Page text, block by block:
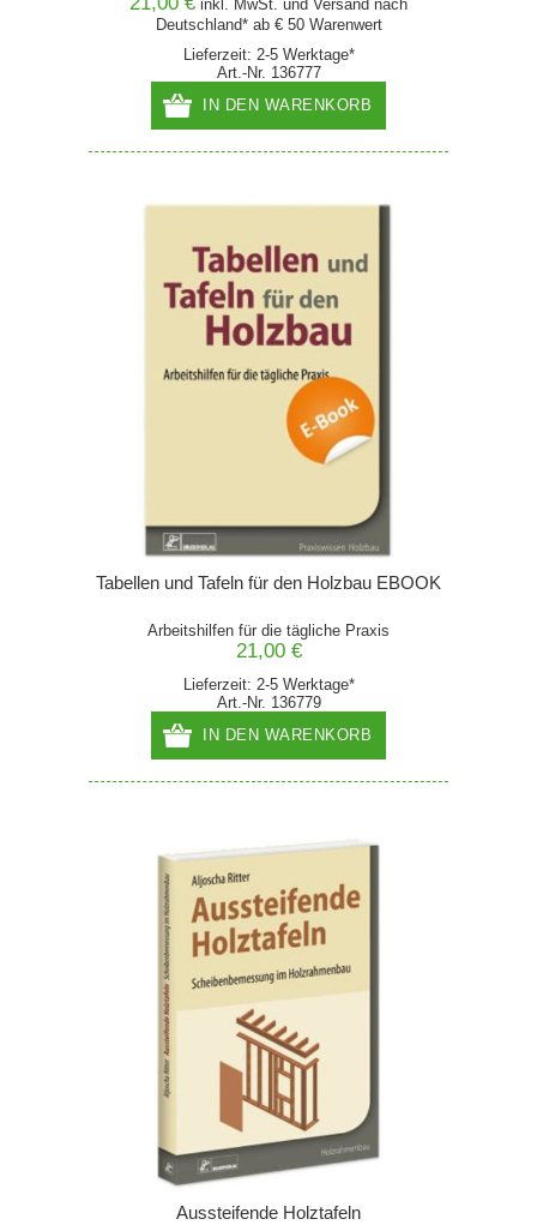
inkl. MwSt. und Versand nach
Deutschland* ab € 50 Warenwert
Lieferzeit: 2-5 Werktage*
Art.-Nr. 136777
IN DEN WARENKORB
Tabellen und Tafeln für den Holzbau EBOOK
Arbeitshilfen für die tägliche Praxis
21,00 €
Lieferzeit: 2-5 Werktage*
Art.-Nr. 136779
IN DEN WARENKORB
Aussteifende Holztafeln